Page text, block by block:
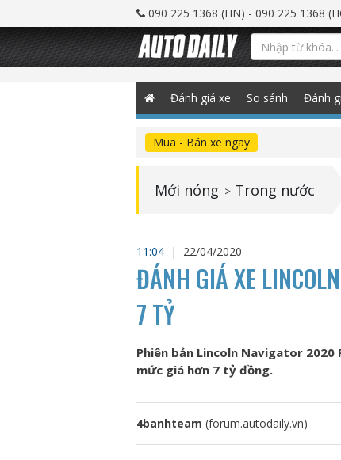
090 225 1368 (HN) - 090 225 1368
Đánh giá xe So sánh Đánh
Mua - Bán xe ngay
Mới nóng > Trong nước
11:04 | 22/04/2020
ĐÁNH GIÁ XE
7 TỶ
Phiên bản Lincoln Navigator
mức giá hơn 7 tỷ đồng.
4banhteam (forum.autodaily.vn)